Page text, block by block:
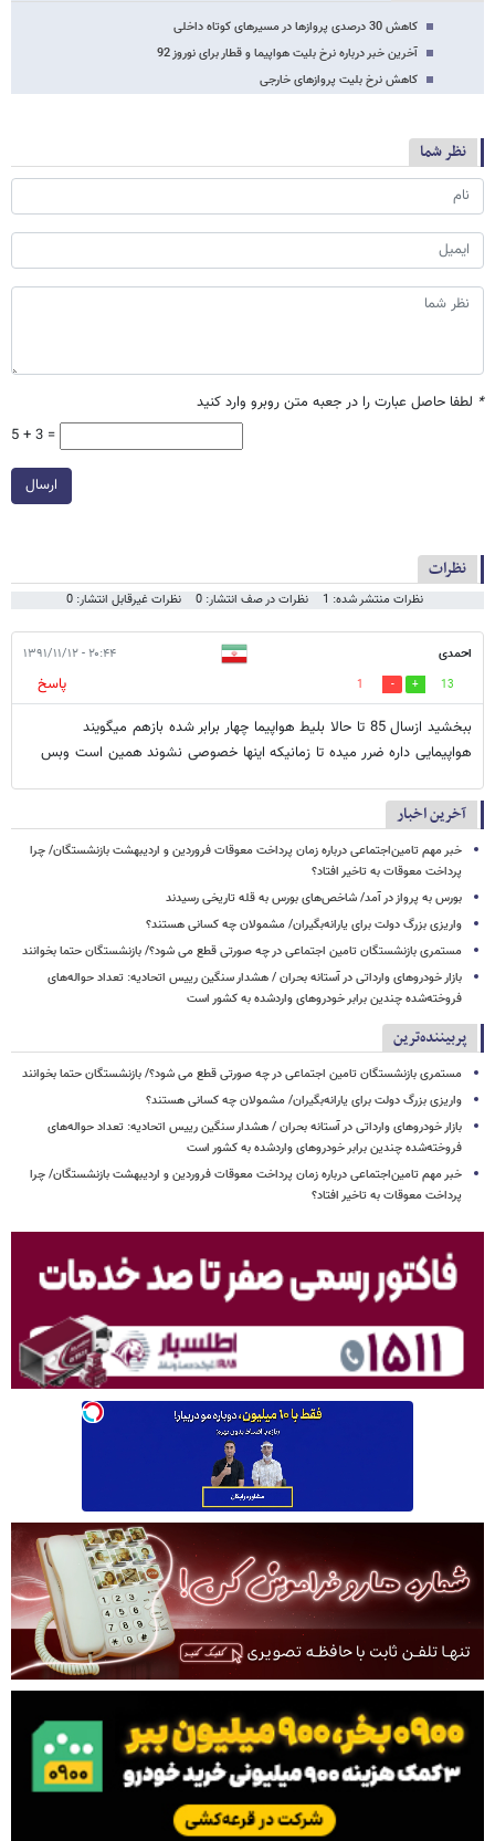
کاهش 30 درصدی پروازها در مسیرهای کوتاه داخلی
آخرین خبر درباره نرخ بلیت هواپیما و قطار برای نوروز 92
کاهش نرخ بلیت پروازهای خارجی
نظر شما
* لطفا حاصل عبارت را در جعبه متن روبرو وارد کنید
5 + 3 =
ارسال
نظرات
نظرات منتشر شده: 1 نظرات در صف انتشار: 0 نظرات غیرقابل انتشار: 0
احمدی ۲۰:۴۴ - ۱۳۹۱/۱۱/۱۲
13
1
پاسخ
ببخشید ازسال 85 تا حالا بلیط هواپیما چهار برابر شده بازهم میگویند
هواپیمایی داره ضرر میده تا زمانیکه اینها خصوصی نشوند همین است وبس
آخرین اخبار
خبر مهم تامین‌اجتماعی درباره زمان پرداخت معوقات فروردین و اردیبهشت بازنشستگان/ چرا
پرداخت معوقات به تاخیر افتاد؟
بورس به پرواز در آمد/ شاخص‌های بورس به قله تاریخی رسیدند
واریزی بزرگ دولت برای یارانه‌بگیران/ مشمولان چه کسانی هستند؟
مستمری بازنشستگان تامین اجتماعی در چه صورتی قطع می شود؟/ بازنشستگان حتما بخوانند
بازار خودروهای وارداتی در آستانه بحران / هشدار سنگین رییس اتحادیه: تعداد حواله‌های
فروخته‌شده چندین برابر خودروهای واردشده به کشور است
پربیننده‌ترین
مستمری بازنشستگان تامین اجتماعی در چه صورتی قطع می شود؟/ بازنشستگان حتما بخوانند
واریزی بزرگ دولت برای یارانه‌بگیران/ مشمولان چه کسانی هستند؟
بازار خودروهای وارداتی در آستانه بحران / هشدار سنگین رییس اتحادیه: تعداد حواله‌های
فروخته‌شده چندین برابر خودروهای واردشده به کشور است
خبر مهم تامین‌اجتماعی درباره زمان پرداخت معوقات فروردین و اردیبهشت بازنشستگان/ چرا
پرداخت معوقات به تاخیر افتاد؟